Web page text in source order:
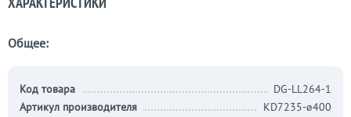
Общее:
Код товара
DG-LL264-1
Артикул производителя
KD7235-ø400